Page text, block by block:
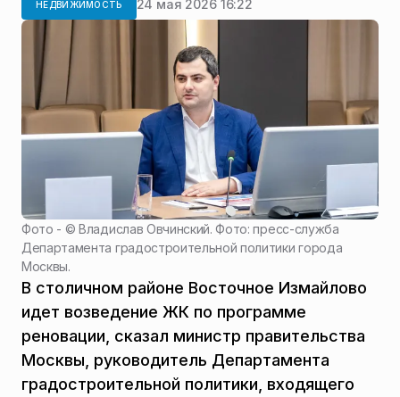
НЕДВИЖИМОСТЬ 24 мая 2026 16:22
Фото - ©Владислав Овчинский. Фото: пресс-служба
Департамента градостроительной политики города
Москвы.
В столичном районе Восточное Измайлово
идет возведение ЖК по программе
реновации, сказал министр правительства
Москвы, руководитель Департамента
градостроительной политики, входящего